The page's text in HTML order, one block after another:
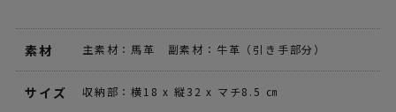
素材 主素材：馬革 副素材：牛革（引き手部分）
サイズ 収納部：横18 x 縦32 x マチ8.5 ㎝